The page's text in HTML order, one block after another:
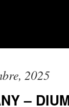
2025
–